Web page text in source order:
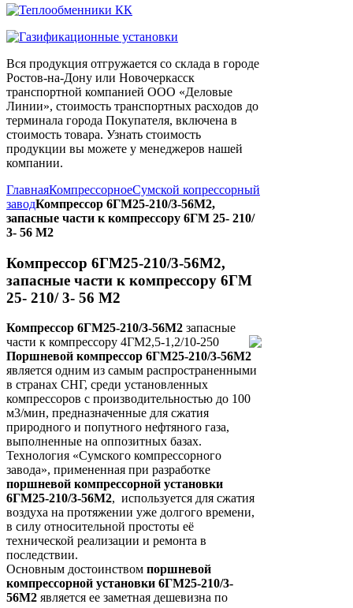
Вся продукция отгружается со склада в городе
Ростов-на-Дону или Новочеркасск
транспортной компанией ООО «Деловые
Линии», стоимость транспортных расходов до
терминала города Покупателя, включена в
стоимость товара. Узнать стоимость
продукции вы можете у менеджеров нашей
компании.
ГлавнаяКомпрессорноеСумской копрессорный
заводКомпрессор 6ГМ25-210/3-56М2,
запасные части к компрессору 6ГМ 25- 210/
3- 56 М2
Компрессор 6ГМ25-210/3-56М2,
запасные части к компрессору 6ГМ
25- 210/ 3- 56 М2
Компрессор 6ГМ25-210/3-56М2 запасные
части к компрессору 4ГМ2,5-1,2/10-250
Поршневой компрессор 6ГМ25-210/3-56М2
является одним из самым распространенными
в странах СНГ, среди установленных
компрессоров с производительностью до 100
м3/мин, предназначенные для сжатия
природного и попутного нефтяного газа,
выполненные на оппозитных базах.
Технология «Сумского компрессорного
завода», примененная при разработке
поршневой компрессорной установки
6ГМ25-210/3-56М2, используется для сжатия
воздуха на протяжении уже долгого времени,
в силу относительной простоты её
технической реализации и ремонта в
последствии.
Основным достоинством поршневой
компрессорной установки 6ГМ25-210/3-
56М2 является ее заметная дешевизна по